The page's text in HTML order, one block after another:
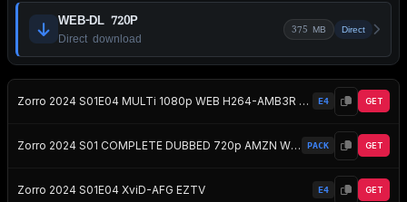
WEB-DL 720P
Direct download
375 MB Direct
Zorro 2024 S01E04 MULTi 1080p WEB H264-AMB3R EZTV E4 GET
Zorro 2024 S01 COMPLETE DUBBED 720p AMZN WEBRip x264 EZTV PACK GET
Zorro 2024 S01E04 XviD-AFG EZTV E4 GET